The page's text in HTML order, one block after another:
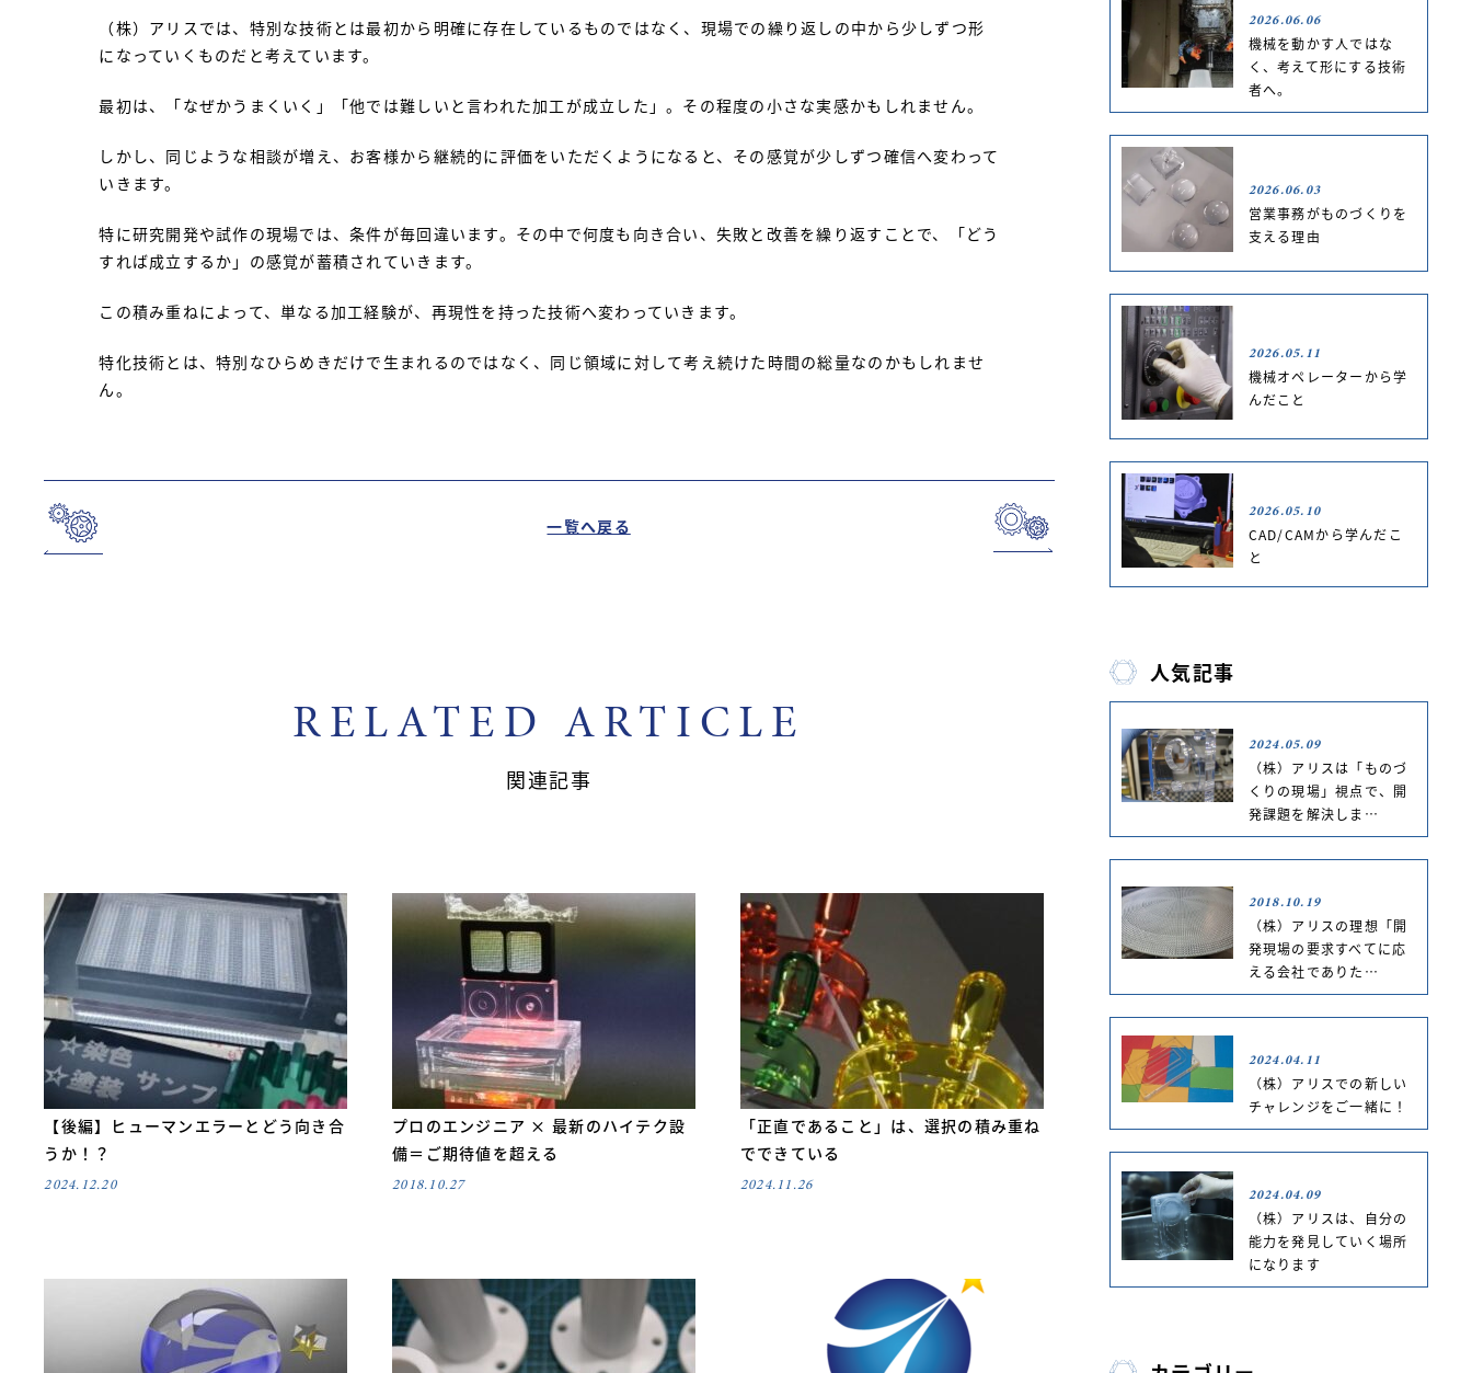
（株）アリスでは、特別な技術とは最初から明確に存在しているものではなく、現場での繰り返しの中から少しずつ形
になっていくものだと考えています。
最初は、「なぜかうまくいく」「他では難しいと言われた加工が成立した」。その程度の小さな実感かもしれません。
しかし、同じような相談が増え、お客様から継続的に評価をいただくようになると、その感覚が少しずつ確信へ変わって
いきます。
特に研究開発や試作の現場では、条件が毎回違います。その中で何度も向き合い、失敗と改善を繰り返すことで、「どう
すれば成立するか」の感覚が蓄積されていきます。
この積み重ねによって、単なる加工経験が、再現性を持った技術へ変わっていきます。
特化技術とは、特別なひらめきだけで生まれるのではなく、同じ領域に対して考え続けた時間の総量なのかもしれませ
ん。
一覧へ戻る
RELATED ARTICLE
関連記事
【後編】ヒューマンエラーとどう向き合
うか！？
2024.12.20
プロのエンジニア × 最新のハイテク設
備＝ご期待値を超える
2018.10.27
「正直であること」は、選択の積み重ね
でできている
2024.11.26
2026.06.06
機械を動かす人ではな
く、考えて形にする技術
者へ。
2026.06.03
営業事務がものづくりを
支える理由
2026.05.11
機械オペレーターから学
んだこと
2026.05.10
CAD/CAMから学んだこ
と
人気記事
2024.05.09
（株）アリスは「ものづ
くりの現場」視点で、開
発課題を解決しま…
2018.10.19
（株）アリスの理想「開
発現場の要求すべてに応
える会社でありた…
2024.04.11
（株）アリスでの新しい
チャレンジをご一緒に！
2024.04.09
（株）アリスは、自分の
能力を発見していく場所
になります